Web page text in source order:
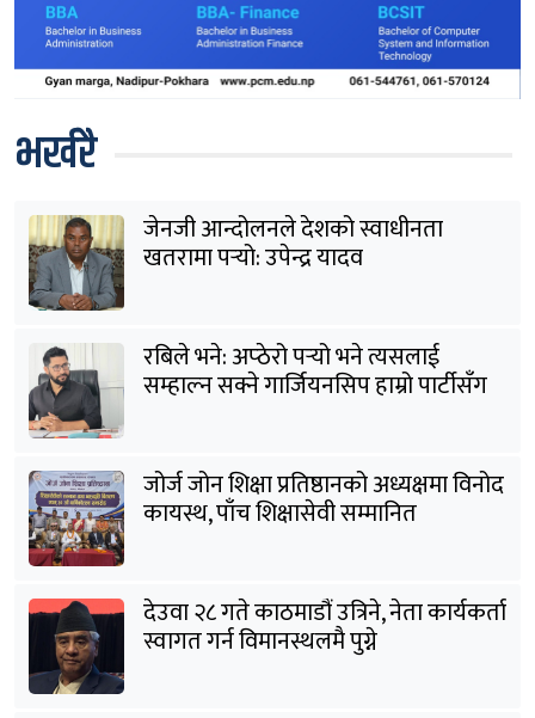
भर्खरै
जेनजी आन्दोलनले देशको स्वाधीनता
खतरामा पर्‍यो: उपेन्द्र यादव
रबिले भने: अप्ठेरो पर्‍यो भने त्यसलाई
सम्हाल्न सक्ने गार्जियनसिप हाम्रो पार्टीसँग
जोर्ज जोन शिक्षा प्रतिष्ठानको अध्यक्षमा विनोद
कायस्थ, पाँच शिक्षासेवी सम्मानित
देउवा २८ गते काठमाडौं उत्रिने, नेता कार्यकर्ता
स्वागत गर्न विमानस्थलमै पुग्ने